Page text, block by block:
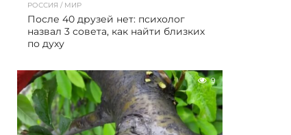
РОССИЯ / МИР
После 40 друзей нет: психолог
назвал 3 совета, как найти близких
по духу
9